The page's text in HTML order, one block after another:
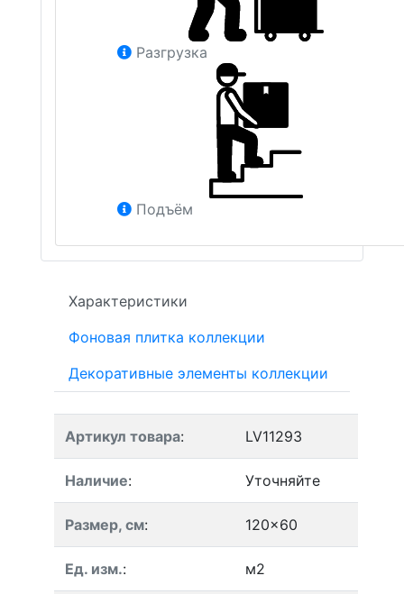
Разгрузка
Подъём
Характеристики
Фоновая плитка коллекции
Декоративные элементы коллекции
Артикул товара: LV11293
Наличие: Уточняйте
Размер, см: 120x60
Ед. изм.: м2